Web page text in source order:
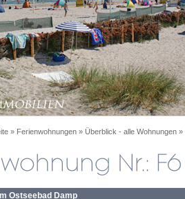
» Ferienwohnungen » Überblick - alle Wohnungen »
Ostseebad Damp